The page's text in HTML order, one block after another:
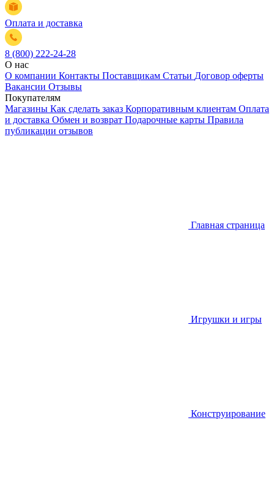
Оплата и доставка
8 (800) 222-24-28
О нас
О компании Контакты Поставщикам Статьи Договор оферты
Вакансии Отзывы
Покупателям
Магазины Как сделать заказ Корпоративным клиентам Оплата
и доставка Обмен и возврат Подарочные карты Правила
публикации отзывов
Главная страница
Игрушки и игры
Конструирование